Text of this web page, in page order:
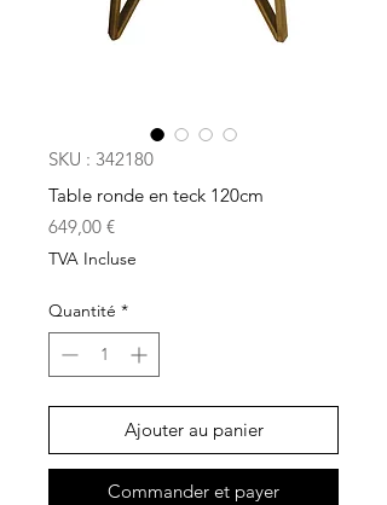
SKU : 342180
Table ronde en teck 120cm
649,00 €Prix
TVA Incluse
Quantité *
Ajouter au panier
Commander et payer